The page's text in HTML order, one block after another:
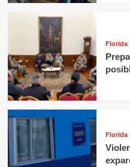
Florida
Florida